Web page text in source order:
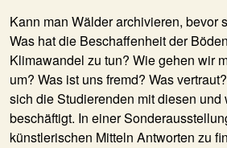
Kann man Wälder archivieren, bevor
Was hat die Beschaffenheit der
Klimawandel zu tun? Wie gehen wir
um? Was ist uns fremd? Was
sich die Studierenden mit diesen und
beschäftigt. In einer
künstlerischen Mitteln Antworten zu